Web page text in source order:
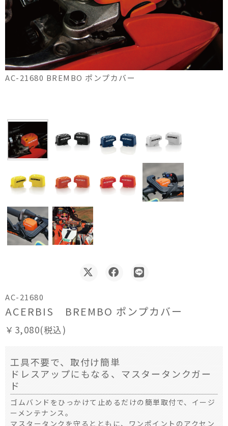
AC-21680 BREMBO ポンプカバー
AC-21680
ACERBIS BREMBO ポンプカバー
￥3,080(税込)
工具不要で、取付け簡単
ドレスアップにもなる、マスタータンクガー
ド
ゴムバンドをひっかけて止めるだけの簡単取付で、イージ
ーメンテナンス。
マスタータンクを守るとともに、ワンポイントのアクセン